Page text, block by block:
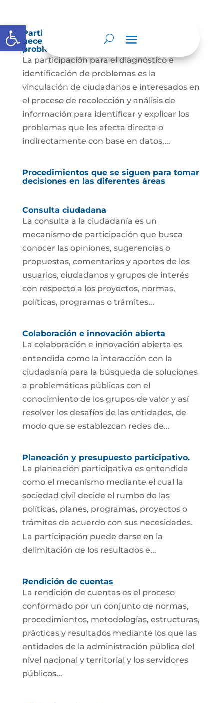
Abrir barra de herramientas
Participación para el diagnóstico de
necesidades e identificación de
problemas.
La participación para el diagnóstico e
identificación de problemas es la
vinculación de ciudadanos e interesados en
el proceso de recolección y análisis de
información para identificar y explicar los
problemas que les afecta directa o
indirectamente con base en datos,...
Procedimientos que se siguen para tomar
decisiones en las diferentes áreas
Consulta ciudadana
La consulta a la ciudadanía es un
mecanismo de participación que busca
conocer las opiniones, sugerencias o
propuestas, comentarios y aportes de los
usuarios, ciudadanos y grupos de interés
con respecto a los proyectos, normas,
políticas, programas o trámites...
Colaboración e innovación abierta
La colaboración e innovación abierta es
entendida como la interacción con la
ciudadanía para la búsqueda de soluciones
a problemáticas públicas con el
conocimiento de los grupos de valor y así
resolver los desafíos de las entidades, de
modo que se establezcan redes de...
Planeación y presupuesto participativo.
La planeación participativa es entendida
como el mecanismo mediante el cual la
sociedad civil decide el rumbo de las
políticas, planes, programas, proyectos o
trámites de acuerdo con sus necesidades.
La participación puede darse en la
delimitación de los resultados e...
Rendición de cuentas
La rendición de cuentas es el proceso
conformado por un conjunto de normas,
procedimientos, metodologías, estructuras,
prácticas y resultados mediante los que las
entidades de la administración pública del
nivel nacional y territorial y los servidores
públicos...